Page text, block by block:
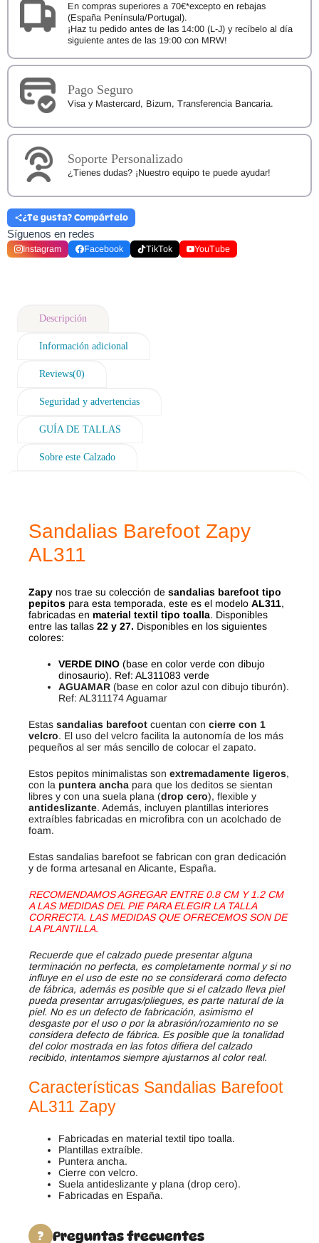
En compras superiores a 70€*excepto en rebajas
(España Península/Portugal).
¡Haz tu pedido antes de las 14:00 (L-J) y recíbelo al día
siguiente antes de las 19:00 con MRW!
Pago Seguro
Visa y Mastercard, Bizum, Transferencia Bancaria.
Soporte Personalizado
¿Tienes dudas? ¡Nuestro equipo te puede ayudar!
¿Te gusta? Compártelo
Síguenos en redes
Instagram Facebook TikTok YouTube
Descripción
Información adicional
Reviews(0)
Seguridad y advertencias
GUÍA DE TALLAS
Sobre este Calzado
Sandalias Barefoot Zapy
AL311
Zapy nos trae su colección de sandalias barefoot tipo
pepitos para esta temporada, este es el modelo AL311,
fabricadas en material textil tipo toalla. Disponibles
entre las tallas 22 y 27. Disponibles en los siguientes
colores:
VERDE DINO (base en color verde con dibujo
dinosaurio). Ref: AL311083 verde
AGUAMAR (base en color azul con dibujo tiburón).
Ref: AL311174 Aguamar
Estas sandalias barefoot cuentan con cierre con 1
velcro. El uso del velcro facilita la autonomía de los más
pequeños al ser más sencillo de colocar el zapato.
Estos pepitos minimalistas son extremadamente ligeros,
con la puntera ancha para que los deditos se sientan
libres y con una suela plana (drop cero), flexible y
antideslizante. Además, incluyen plantillas interiores
extraíbles fabricadas en microfibra con un acolchado de
foam.
Estas sandalias barefoot se fabrican con gran dedicación
y de forma artesanal en Alicante, España.
RECOMENDAMOS AGREGAR ENTRE 0.8 CM Y 1.2 CM
A LAS MEDIDAS DEL PIE PARA ELEGIR LA TALLA
CORRECTA. LAS MEDIDAS QUE OFRECEMOS SON DE
LA PLANTILLA.
Recuerde que el calzado puede presentar alguna
terminación no perfecta, es completamente normal y si no
influye en el uso de este no se considerará como defecto
de fábrica, además es posible que si el calzado lleva piel
pueda presentar arrugas/pliegues, es parte natural de la
piel. No es un defecto de fabricación, asimismo el
desgaste por el uso o por la abrasión/rozamiento no se
considera defecto de fábrica. Es posible que la tonalidad
del color mostrada en las fotos difiera del calzado
recibido, intentamos siempre ajustarnos al color real.
Características Sandalias Barefoot
AL311 Zapy
Fabricadas en material textil tipo toalla.
Plantillas extraíble.
Puntera ancha.
Cierre con velcro.
Suela antideslizante y plana (drop cero).
Fabricadas en España.
? Preguntas frecuentes